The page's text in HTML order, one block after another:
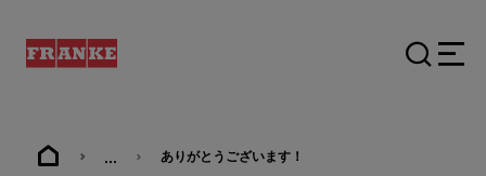
... ありがとうございます！